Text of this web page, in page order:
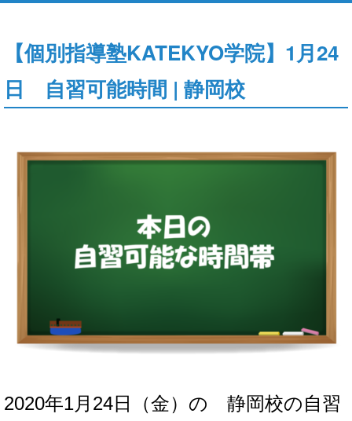
【個別指導塾KATEKYO学院】1月24
日 自習可能時間 | 静岡校
2020年1月24日（金）の 静岡校の自習